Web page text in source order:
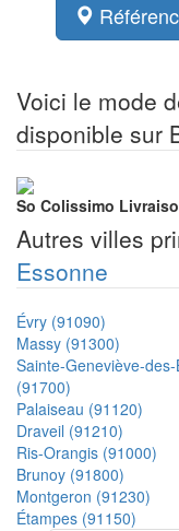
Voici le mode
disponible sur
So Colissimo
Autres villes
Essonne
Évry (91090)
Massy (91300)
Sainte-Geneviève-
(91700)
Palaiseau (91120)
Draveil (91210)
Ris-Orangis (91000)
Brunoy (91800)
Montgeron (91230)
Étampes (91150)